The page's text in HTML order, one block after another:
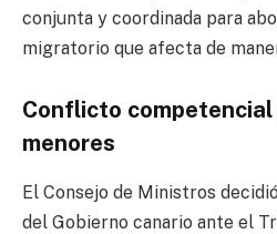
conjunta y coordinada para
migratorio que afecta de
Conflicto competencial
menores
El Consejo de Ministros
del Gobierno canario ante el